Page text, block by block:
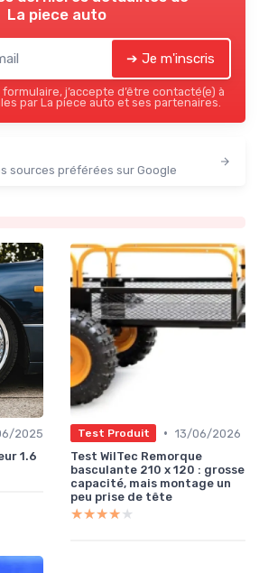
La piece auto
➔ Je m'inscris
j’accepte d’être contacté(e) à
par La piece auto et ses partenaires.
sources préférées sur Google
2025
1.6
Test Produit • 13/06/2026
Test WilTec Remorque
basculante 210 x 120 : grosse
capacité, mais montage un
peu prise de tête
★★★★★
★★★★★